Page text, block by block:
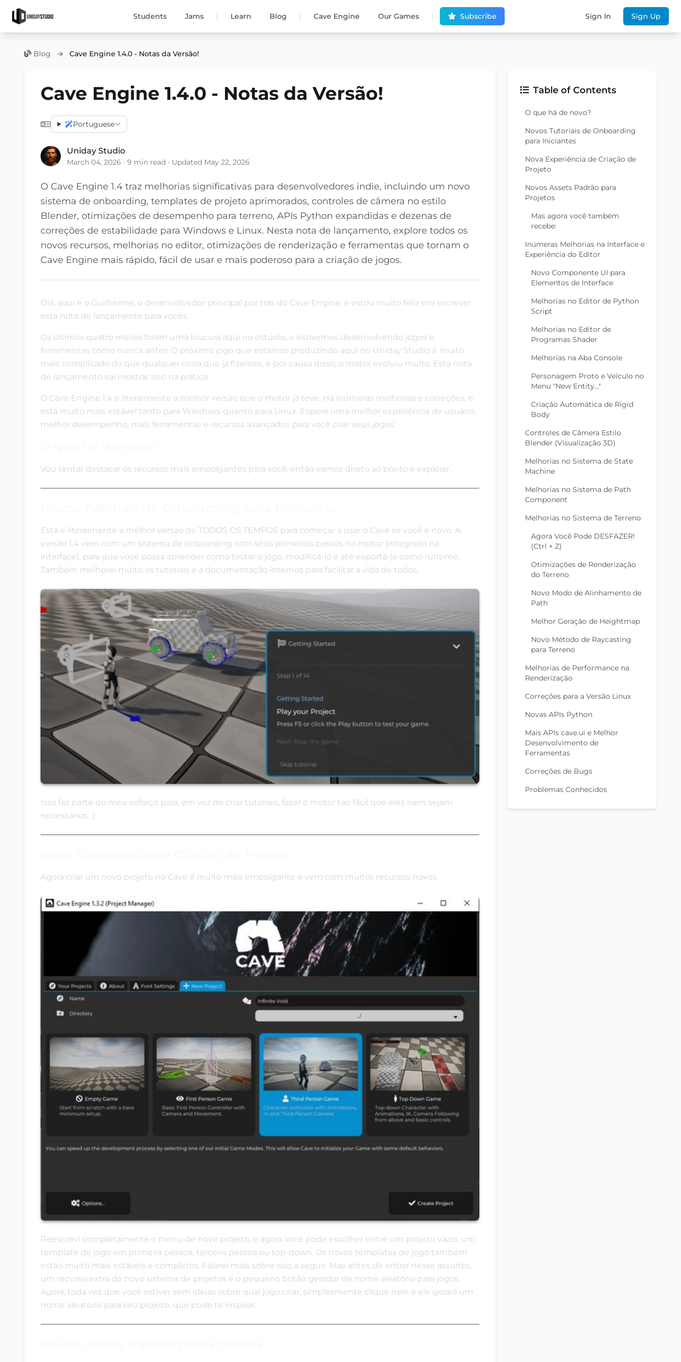
Students Jams | Learn Blog | Cave Engine Our Games | Subscribe Sign In Sign Up
Blog → Cave Engine 1.4.0 - Notas da Versão!
Cave Engine 1.4.0 - Notas da Versão!
Portuguese
Uniday Studio
March 04, 2026 · 9 min read · Updated May 22, 2026
O Cave Engine 1.4 traz melhorias significativas para desenvolvedores indie, incluindo um novo
sistema de onboarding, templates de projeto aprimorados, controles de câmera no estilo
Blender, otimizações de desempenho para terreno, APIs Python expandidas e dezenas de
correções de estabilidade para Windows e Linux. Nesta nota de lançamento, explore todos os
novos recursos, melhorias no editor, otimizações de renderização e ferramentas que tornam o
Cave Engine mais rápido, fácil de usar e mais poderoso para a criação de jogos.
Olá, aqui é o Guilherme, o desenvolvedor principal por trás do Cave Engine, e estou muito feliz em escrever
esta nota de lançamento para vocês.
Os últimos quatro meses foram uma loucura aqui no estúdio, e estivemos desenvolvendo jogos e
ferramentas como nunca antes. O próximo jogo que estamos produzindo aqui no Uniday Studio é muito
mais complicado do que qualquer coisa que já fizemos, e por causa disso, o motor evoluiu muito. Esta nota
de lançamento vai mostrar isso na prática.
O Cave Engine 1.4 é literalmente a melhor versão que o motor já teve. Há inúmeras melhorias e correções, e
está muito mais estável tanto para Windows quanto para Linux. Espere uma melhor experiência de usuário,
melhor desempenho, mais ferramentas e recursos avançados para você criar seus jogos.
Vou tentar destacar os recursos mais empolgantes para você, então vamos direto ao ponto e explorar.
Esta é literalmente a melhor versão de TODOS OS TEMPOS para começar a usar o Cave se você é novo. A
versão 1.4 vem com um sistema de onboarding com seus primeiros passos no motor (integrado na
interface), para que você possa aprender como testar o jogo, modificá-lo e até exportá-lo como runtime.
Também melhorei muito os tutoriais e a documentação internos para facilitar a vida de todos.
Isso faz parte do meu esforço para, em vez de criar tutoriais, fazer o motor tão fácil que eles nem sejam
necessários. :)
Agora criar um novo projeto no Cave é muito mais empolgante e vem com muitos recursos novos.
Reescrevi completamente o menu de novo projeto, e agora você pode escolher entre um projeto vazio, um
template de jogo em primeira pessoa, terceira pessoa ou top-down. Os novos templates de jogo também
estão muito mais estáveis e completos. Falarei mais sobre isso a seguir. Mas antes de entrar nesse assunto,
um recurso extra do novo sistema de projetos é o pequeno botão gerador de nome aleatório para jogos.
Agora, toda vez que você estiver sem ideias sobre qual jogo criar, simplesmente clique nele e ele gerará um
nome aleatório para seu projeto, que pode te inspirar.
Table of Contents
O que há de novo?
Novos Tutoriais de Onboarding
para Iniciantes
Nova Experiência de Criação de
Projeto
Novos Assets Padrão para
Projetos
Mas agora você também
recebe:
Inúmeras Melhorias na Interface e
Experiência do Editor
Novo Componente UI para
Elementos de Interface
Melhorias no Editor de Python
Script
Melhorias no Editor de
Programas Shader
Melhorias na Aba Console
Personagem Proto e Veículo no
Menu "New Entity..."
Criação Automática de Rigid
Body
Controles de Câmera Estilo
Blender (Visualização 3D)
Melhorias no Sistema de State
Machine
Melhorias no Sistema de Path
Component
Melhorias no Sistema de Terreno
Agora Você Pode DESFAZER!
(Ctrl + Z)
Otimizações de Renderização
do Terreno
Novo Modo de Alinhamento de
Path
Melhor Geração de Heightmap
Novo Método de Raycasting
para Terreno
Melhorias de Performance na
Renderização
Correções para a Versão Linux
Novas APIs Python
Mais APIs cave.ui e Melhor
Desenvolvimento de
Ferramentas
Correções de Bugs
Problemas Conhecidos